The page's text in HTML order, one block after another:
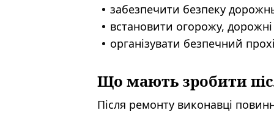
забезпечити безпеку
встановити огорожу,
організувати безпечний
Що мають зробити
Після ремонту виконавці